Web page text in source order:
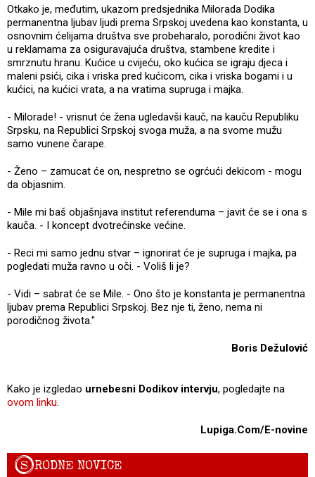
Otkako je, međutim, ukazom predsjednika Milorada Dodika
permanentna ljubav ljudi prema Srpskoj uvedena kao konstanta, u
osnovnim ćelijama društva sve probeharalo, porodični život kao
u reklamama za osiguravajuća društva, stambene kredite i
smrznutu hranu. Kućice u cvijeću, oko kućica se igraju djeca i
maleni psići, cika i vriska pred kućicom, cika i vriska bogami i u
kućici, na kućici vrata, a na vratima supruga i majka.
- Milorade! - vrisnut će žena ugledavši kauč, na kauču Republiku
Srpsku, na Republici Srpskoj svoga muža, a na svome mužu
samo vunene čarape.
- Ženo – zamucat će on, nespretno se ogrćući dekicom - mogu
da objasnim.
- Mile mi baš objašnjava institut referenduma – javit će se i ona s
kauča. - I koncept dvotrećinske većine.
- Reci mi samo jednu stvar – ignorirat će je supruga i majka, pa
pogledati muža ravno u oči. - Voliš li je?
- Vidi – sabrat će se Mile. - Ono što je konstanta je permanentna
ljubav prema Republici Srpskoj. Bez nje ti, ženo, nema ni
porodičnog života."
Boris Dežulović
Kako je izgledao urnebesni Dodikov intervju, pogledajte na
ovom linku.
Lupiga.Com/E-novine
SRODNE NOVICE